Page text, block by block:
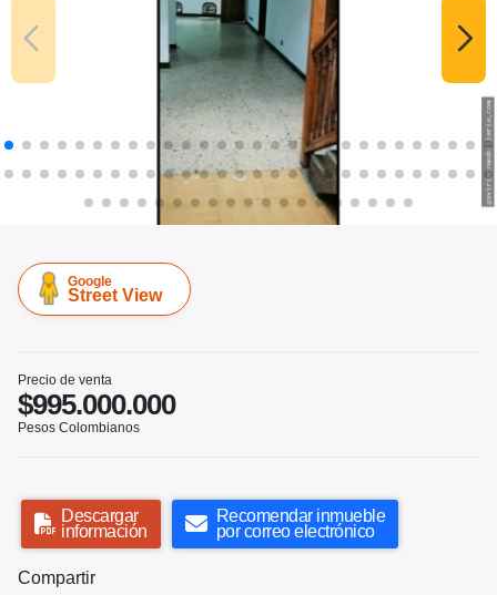
Google
Street View
Precio de venta
$995.000.000
Pesos Colombianos
Descargar
información
Recomendar inmueble
por correo electrónico
Compartir